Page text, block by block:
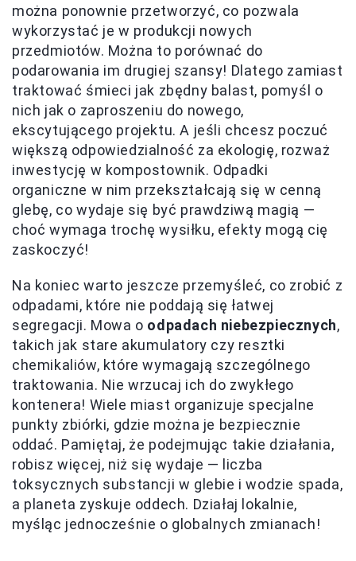
można ponownie przetworzyć, co pozwala
wykorzystać je w produkcji nowych
przedmiotów. Można to porównać do
podarowania im drugiej szansy! Dlatego zamiast
traktować śmieci jak zbędny balast, pomyśl o
nich jak o zaproszeniu do nowego,
ekscytującego projektu. A jeśli chcesz poczuć
większą odpowiedzialność za ekologię, rozważ
inwestycję w kompostownik. Odpadki
organiczne w nim przekształcają się w cenną
glebę, co wydaje się być prawdziwą magią —
choć wymaga trochę wysiłku, efekty mogą cię
zaskoczyć!
Na koniec warto jeszcze przemyśleć, co zrobić z
odpadami, które nie poddają się łatwej
segregacji. Mowa o odpadach niebezpiecznych,
takich jak stare akumulatory czy resztki
chemikaliów, które wymagają szczególnego
traktowania. Nie wrzucaj ich do zwykłego
kontenera! Wiele miast organizuje specjalne
punkty zbiórki, gdzie można je bezpiecznie
oddać. Pamiętaj, że podejmując takie działania,
robisz więcej, niż się wydaje — liczba
toksycznych substancji w glebie i wodzie spada,
a planeta zyskuje oddech. Działaj lokalnie,
myśląc jednocześnie o globalnych zmianach!